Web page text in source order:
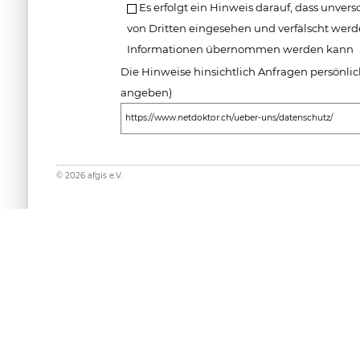
Es erfolgt ein Hinweis darauf, dass
von Dritten eingesehen und verfälscht
Informationen übernommen werden kann
Die Hinweise hinsichtlich Anfragen
angeben)
https://www.netdoktor.ch/ueber-uns/datenschutz/
© 2026afgis e.V.